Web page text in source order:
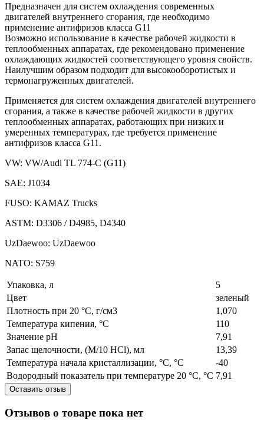
Предназначен для систем охлаждения современных
двигателей внутреннего сгорания, где необходимо
применение антифризов класса G11
Возможно использование в качестве рабочей жидкости в
теплообменных аппаратах, где рекомендовано применение
охлаждающих жидкостей соответствующего уровня свойств.
Наилучшим образом подходит для высокооборотистых и
термонагруженных двигателей.
Применяется для систем охлаждения двигателей внутреннего
сгорания, а также в качестве рабочей жидкости в других
теплообменных аппаратах, работающих при низких и
умеренных температурах, где требуется применение
антифризов класса G11.
VW: VW/Audi TL 774-C (G11)
SAE: J1034
FUSO: KAMAZ Trucks
ASTM: D3306 / D4985, D4340
UzDaewoo: UzDaewoo
NATO: S759
Упаковка, л
5
Цвет
зеленый
Плотность при 20 °C, г/см3
1,070
Температура кипения, °C
110
Значение pH
7,91
Запас щелочности, (M/10 HCl), мл
13,39
Температура начала кристаллизации, °С, °С
-40
Водородный показатель при температуре 20 °С, °С 7,91
Оставить отзыв
Отзывов о товаре пока нет